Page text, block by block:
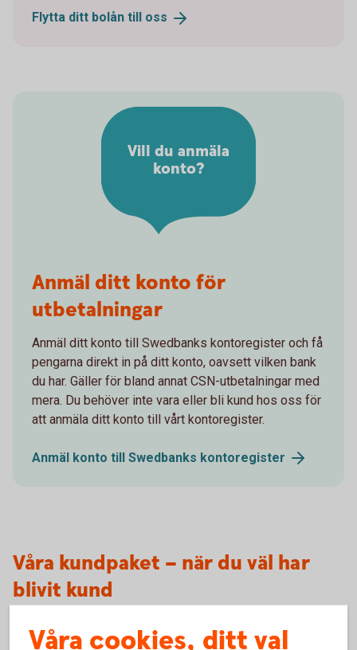
Flytta ditt bolån till oss
Vill du anmäla
konto?
Anmäl ditt konto för
utbetalningar
Anmäl ditt konto till Swedbanks kontoregister och få
pengarna direkt in på ditt konto, oavsett vilken bank
du har. Gäller för bland annat CSN-utbetalningar med
mera. Du behöver inte vara eller bli kund hos oss för
att anmäla ditt konto till vårt kontoregister.
Anmäl konto till Swedbanks kontoregister
Våra kundpaket – när du väl har
blivit kund
Våra cookies, ditt val